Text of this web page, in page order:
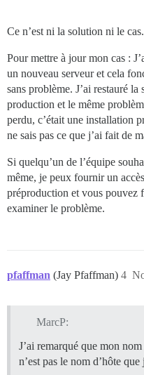
Ce n’est ni la solution ni le cas.
Pour mettre à jour mon cas :
un nouveau serveur et cela
sans problème. J’ai restauré
production et le même
perdu, c’était une installation
ne sais pas ce que j’ai fait de
Si quelqu’un de l’équipe
même, je peux fournir un
préproduction et vous pouvez
examiner le problème.
pfaffman (Jay Pfaffman) 4
MarcP:
J’ai remarqué que mon
n’est pas le nom d’hôte